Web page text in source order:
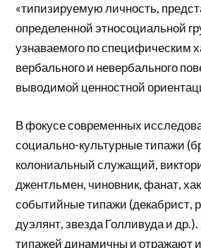
«типизируемую личность,
определенной этносоциальной
узнаваемого по специфическим
вербального и невербального
выводимой ценностной
В фокусе современных
социально-культурные типажи
колониальный служащий,
джентльмен, чиновник, фанат,
событийные типажи (декабрист,
дуэлянт, звезда Голливуда и
типажей динамичны и отражают